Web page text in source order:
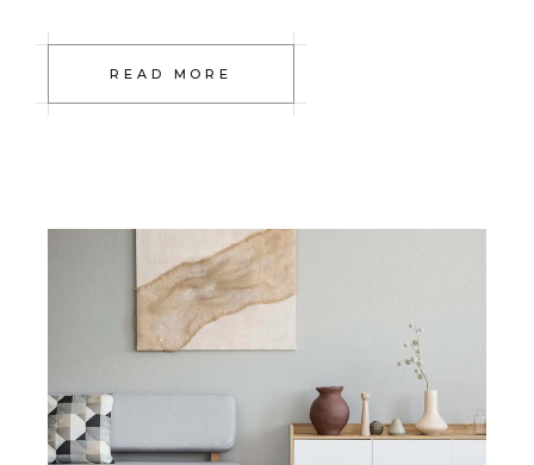
READ MORE